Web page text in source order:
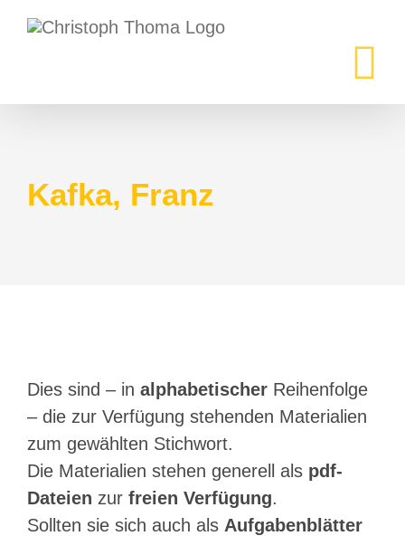
Kafka, Franz
Dies sind – in alphabetischer Reihenfolge
– die zur Verfügung stehenden Materialien
zum gewählten Stichwort.
Die Materialien stehen generell als pdf-
Dateien zur freien Verfügung.
Sollten sie sich auch als Aufgabenblätter